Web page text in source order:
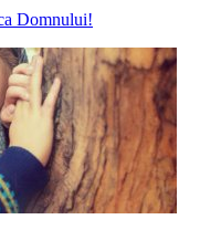
Domnului!